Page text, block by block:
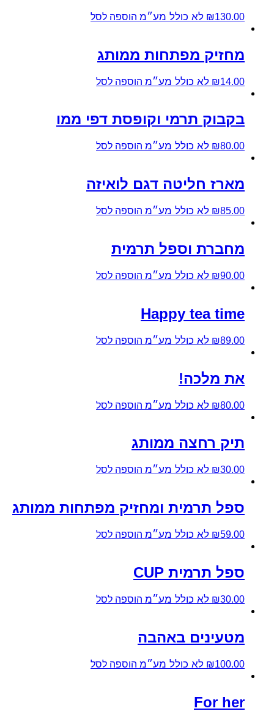
₪130.00 לא כולל מע״מ הוספה לסל
מחזיק מפתחות ממותג
₪14.00 לא כולל מע״מ הוספה לסל
בקבוק תרמי וקופסת דפי ממו
₪80.00 לא כולל מע״מ הוספה לסל
מארז חליטה דגם לואיזה
₪85.00 לא כולל מע״מ הוספה לסל
מחברת וספל תרמית
₪90.00 לא כולל מע״מ הוספה לסל
Happy tea time
₪89.00 לא כולל מע״מ הוספה לסל
את מלכה!
₪80.00 לא כולל מע״מ הוספה לסל
תיק רחצה ממותג
₪30.00 לא כולל מע״מ הוספה לסל
ספל תרמית ומחזיק מפתחות ממותג
₪59.00 לא כולל מע״מ הוספה לסל
ספל תרמית CUP
₪30.00 לא כולל מע״מ הוספה לסל
מטעינים באהבה
₪100.00 לא כולל מע״מ הוספה לסל
For her